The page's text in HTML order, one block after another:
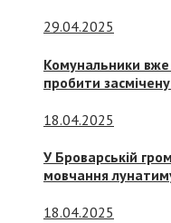
29.04.2025
Комунальники
пробити
18.04.2025
У Броварській
мовчання
18.04.2025